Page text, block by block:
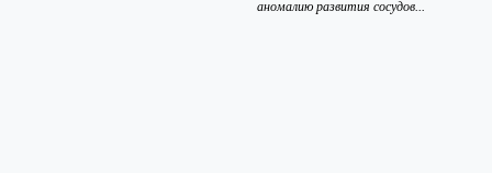
аномалию развития сосудов...